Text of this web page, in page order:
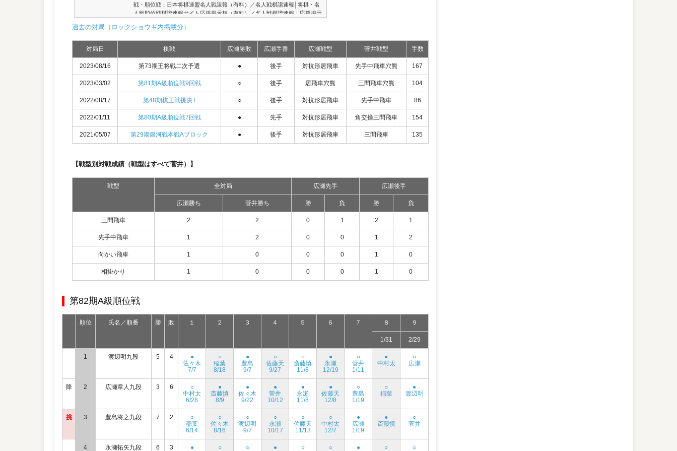
戦・順位戦：日本将棋連盟名人戦速報（有料）／名人戦棋譜速報│将棋・名
人戦順位戦棋譜速報サイト応援掲示板（有料）／名人戦棋譜速報｜応援掲示
スマホやタブレットでも棋譜再生が可能！★評価値推移グラフ将棋ソフト
価関数と探索を、「やねうら...
過去の対局（ロックショウギ内掲載分）
対局日 棋戦 広瀬勝敗 広瀬手番 広瀬戦型 菅井戦型 手数
2023/08/16 第73期王将戦二次予選 ● 後手 対抗形居飛車 先手中飛車穴熊 167
2023/03/02 第81期A級順位戦9回戦 ○ 後手 居飛車穴熊 三間飛車穴熊 104
2022/08/17 第48期棋王戦挑決T ○ 後手 対抗形居飛車 先手中飛車 86
2022/01/11 第80期A級順位戦7回戦 ● 先手 対抗形居飛車 角交換三間飛車 154
2021/05/07 第29期銀河戦本戦Aブロック ● 後手 対抗形居飛車 三間飛車 135
【戦型別対戦成績（戦型はすべて菅井）】
戦型 全対局 広瀬先手 広瀬後手
広瀬勝ち 菅井勝ち 勝 負 勝 負
三間飛車 2 2 0 1 2 1
先手中飛車 1 2 0 0 1 2
向かい飛車 1 0 0 0 1 0
相掛かり 1 0 0 0 1 0
第82期A級順位戦
順位 氏名／順番 勝 敗 １ ２ ３ ４ ５ ６ ７ ８ ９
1/31 2/29
1 渡辺明九段 5 4
●
佐々木
7/7
○
稲葉
8/18
●
豊島
9/7
○
佐藤天
9/27
○
斎藤慎
11/8
●
永瀬
12/19
○
菅井
1/11
●
中村太
○
広瀬
降 2 広瀬章人九段 3 6
○
中村太
6/28
●
斎藤慎
8/9
●
佐々木
9/22
●
菅井
10/12
●
永瀬
11/8
●
佐藤天
12/8
○
豊島
1/19
○
稲葉
●
渡辺明
挑 3 豊島将之九段 7 2
○
稲葉
6/14
○
佐々木
8/16
○
渡辺明
9/7
○
永瀬
10/17
○
佐藤天
11/13
○
中村太
12/7
●
広瀬
1/19
●
斎藤慎
○
菅井
4 永瀬拓矢九段 6 3
●
○
○
●
○
○
●
○
○